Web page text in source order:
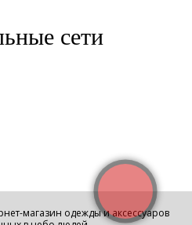
сети
магазин одежды и аксессуаров